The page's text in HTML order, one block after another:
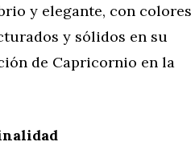
y elegante, con colores
y sólidos en su
de Capricornio en la